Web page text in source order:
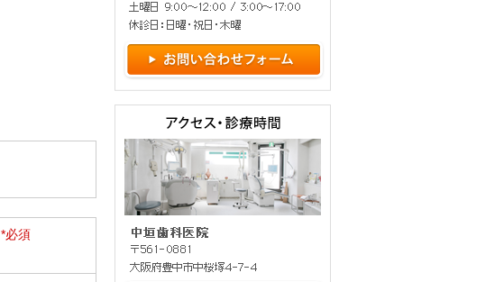
*必須